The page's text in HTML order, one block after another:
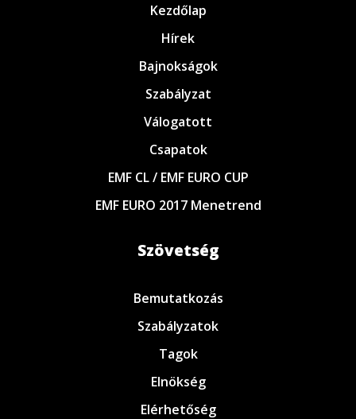
Kezdőlap
Hírek
Bajnokságok
Szabályzat
Válogatott
Csapatok
EMF CL / EMF EURO CUP
EMF EURO 2017 Menetrend
Szövetség
Bemutatkozás
Szabályzatok
Tagok
Elnökség
Elérhetőség